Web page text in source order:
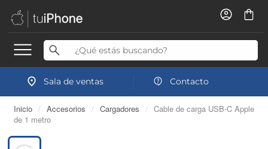
Sala de ventas Contacto
Inicio / Accesorios / Cargadores / Cable de carga USB-C Apple
de 1 metro